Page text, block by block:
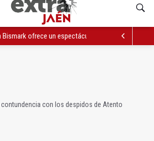
Bismark ofrece un espectáculo "rompedor" en el
contundencia con los despidos de Atento